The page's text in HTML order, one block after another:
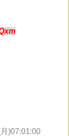
)07:01:00